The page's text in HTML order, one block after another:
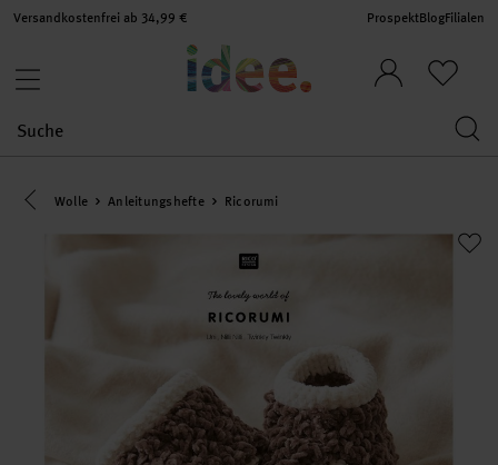
Versandkostenfrei ab 34,99 € ProspektBlogFilialen
Eine Kategorie zurück navigieren
Wolle Anleitungshefte Ricorumi